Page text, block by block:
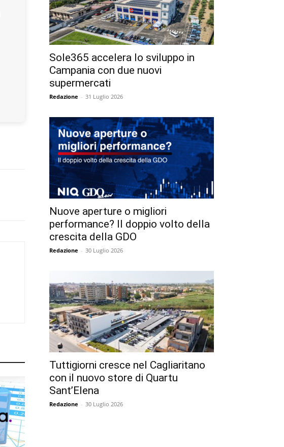
Sole365 accelera lo sviluppo in
Campania con due nuovi
supermercati
Redazione - 31 Luglio 2026
Nuove aperture o migliori
performance? Il doppio volto della
crescita della GDO
Redazione - 30 Luglio 2026
Tuttigiorni cresce nel Cagliaritano
con il nuovo store di Quartu
Sant’Elena
Redazione - 30 Luglio 2026